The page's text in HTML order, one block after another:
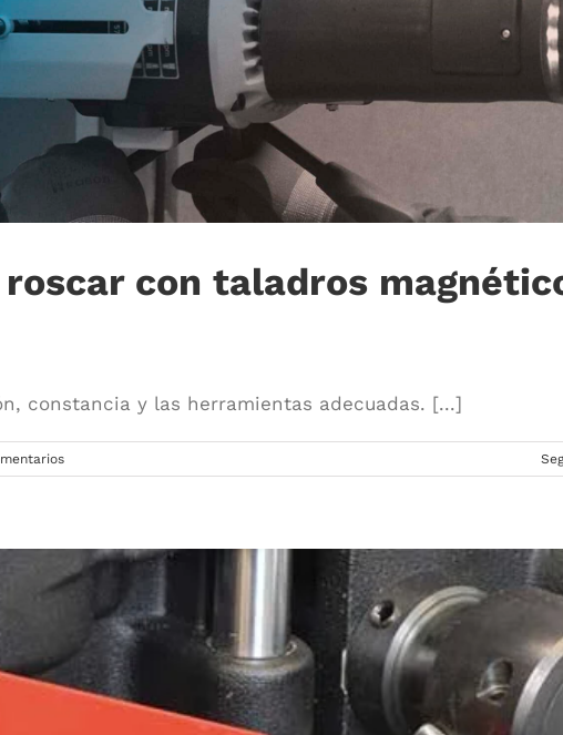
con taladros
constancia y las herramientas adecuadas. [...]